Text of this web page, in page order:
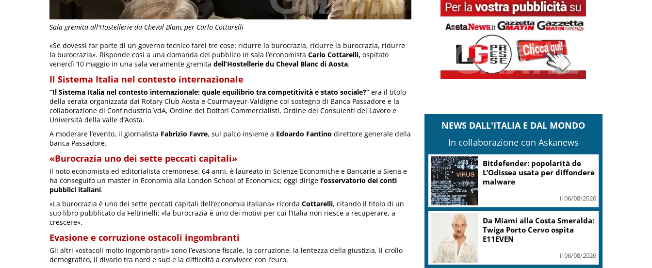
Sala gremita all'Hostellerie du Cheval Blanc per Carlo Cottarelli
«Se dovessi far parte di un governo tecnico farei tre cose: ridurre la burocrazia, ridurre la burocrazia, ridurre
la burocrazia». Risponde così a una domanda del pubblico in sala l’economista Carlo Cottarelli, ospitato
venerdì 10 maggio in una sala veramente gremita dell’Hostellerie du Cheval Blanc di Aosta.
Il Sistema Italia nel contesto internazionale
“Il Sistema Italia nel contesto internazionale: quale equilibrio tra competitività e stato sociale?” era il titolo
della serata organizzata dai Rotary Club Aosta e Courmayeur-Valdigne col sostegno di Banca Passadore e la
collaborazione di Confindustria VdA, Ordine dei Dottori Commercialisti, Ordine dei Consulenti del Lavoro e
Università della valle d’Aosta.
A moderare l’evento, il giornalista Fabrizio Favre, sul palco insieme a Edoardo Fantino direttore generale della
banca Passadore.
«Burocrazia uno dei sette peccati capitali»
Il noto economista ed editorialista cremonese, 64 anni, è laureato in Scienze Economiche e Bancarie a Siena e
ha conseguito un master in Economia alla London School of Economics; oggi dirige l’osservatorio dei conti
pubblici italiani.
«La burocrazia è uno dei sette peccati capitali dell’economia italiana» ricorda Cottarelli, citando il titolo di un
suo libro pubblicato da Feltrinelli; «la burocrazia è uno dei motivi per cui l’Italia non riesce a recuperare, a
crescere».
Evasione e corruzione ostacoli ingombranti
Gli altri «ostacoli molto ingombranti» sono l’evasione fiscale, la corruzione, la lentezza della giustizia, il crollo
demografico, il divario tra nord e sud e la difficoltà a convivere con l’euro.
NEWS DALL'ITALIA E DAL MONDO
In collaborazione con Askanews
Bitdefender: popolarità de
L’Odissea usata per diffondere
malware
il 06/08/2026
Da Miami alla Costa Smeralda:
Twiga Porto Cervo ospita
E11EVEN
il 06/08/2026